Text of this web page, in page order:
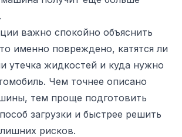
важно спокойно объяснить
именно повреждено, катятся ли
утечка жидкостей и куда нужно
Чем точнее описано
тем проще подготовить
загрузки и быстрее решить
рисков.